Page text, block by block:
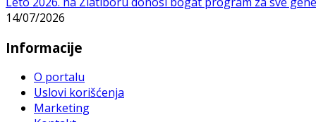
14/07/2026
Informacije
O portalu
Uslovi korišćenja
Marketing